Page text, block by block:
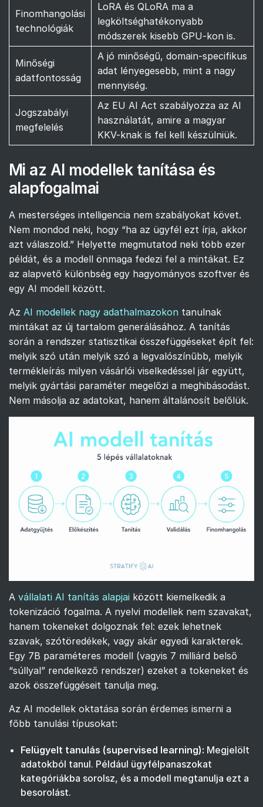
Finomhangolási
technológiák
LoRA és QLoRA ma a
legköltséghatékonyabb
módszerek kisebb GPU-kon is.
Minőségi
adatfontosság
A jó minőségű, domain-specifikus
adat lényegesebb, mint a nagy
mennyiség.
Jogszabályi
megfelelés
Az EU AI Act szabályozza az AI
használatát, amire a magyar
KKV-knak is fel kell készülniük.
Mi az AI modellek tanítása és
alapfogalmai
A mesterséges intelligencia nem szabályokat követ.
Nem mondod neki, hogy “ha az ügyfél ezt írja, akkor
azt válaszold.” Helyette megmutatod neki több ezer
példát, és a modell önmaga fedezi fel a mintákat. Ez
az alapvető különbség egy hagyományos szoftver és
egy AI modell között.
Az AI modellek nagy adathalmazokon tanulnak
mintákat az új tartalom generálásához. A tanítás
során a rendszer statisztikai összefüggéseket épít fel:
melyik szó után melyik szó a legvalószínűbb, melyik
termékleírás milyen vásárlói viselkedéssel jár együtt,
melyik gyártási paraméter megelőzi a meghibásodást.
Nem másolja az adatokat, hanem általánosít belőlük.
A vállalati AI tanítás alapjai között kiemelkedik a
tokenizáció fogalma. A nyelvi modellek nem szavakat,
hanem tokeneket dolgoznak fel: ezek lehetnek
szavak, szótöredékek, vagy akár egyedi karakterek.
Egy 7B paraméteres modell (vagyis 7 milliárd belső
“súllyal” rendelkező rendszer) ezeket a tokeneket és
azok összefüggéseit tanulja meg.
Az AI modellek oktatása során érdemes ismerni a
főbb tanulási típusokat:
Felügyelt tanulás (supervised learning): Megjelölt
adatokból tanul. Például ügyfélpanaszokat
kategóriákba sorolsz, és a modell megtanulja ezt a
besorolást.